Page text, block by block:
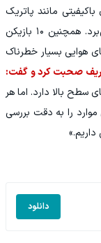
باکیفیتی مانند پاتریک
شیک، مهاجم بایرلورکوزن، و پاول شولتس بهره می‌برد. همچنین ۱۰ بازیکن
توپ‌های هوایی بسیار خطرناک
حریف صحبت کرد و گفت:
سطح بالا دارد. اما هر
را به دقت بررسی
دانلود